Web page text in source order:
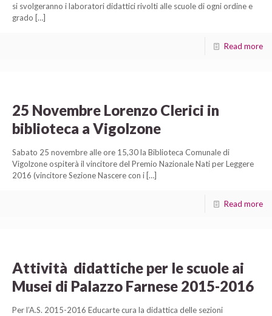
si svolgeranno i laboratori didattici rivolti alle scuole di ogni ordine e
grado […]
Read more
25 Novembre Lorenzo Clerici in
biblioteca a Vigolzone
Sabato 25 novembre alle ore 15,30 la Biblioteca Comunale di
Vigolzone ospiterà il vincitore del Premio Nazionale Nati per Leggere
2016 (vincitore Sezione Nascere con i […]
Read more
Attività didattiche per le scuole ai
Musei di Palazzo Farnese 2015-2016
Per l’A.S. 2015-2016 Educarte cura la didattica delle sezioni